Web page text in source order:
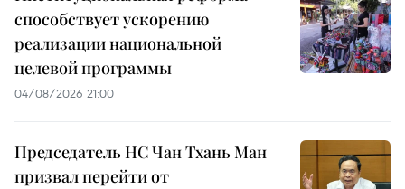
способствует ускорению
реализации национальной
целевой программы
04/08/2026 21:00
Председатель НС Чан Тхань Ман
призвал перейти от